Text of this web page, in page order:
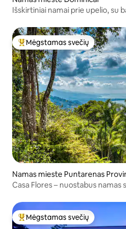
Išskirtiniai namai prie upelio, su
Svečių mėgstamiausias
Mėgstamas svečių
Namas mieste Puntarenas
Casa Flores – nuostabus namas
Svečių mėgstamiausias
Mėgstamas svečių